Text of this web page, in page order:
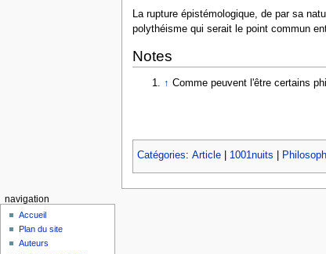
La rupture épistémologique, de par sa
polythéisme qui serait le point commun
Notes
↑ Comme peuvent l'être certains
Catégories: Article| 1001nuits
navigation
Accueil
Plan du site
Auteurs